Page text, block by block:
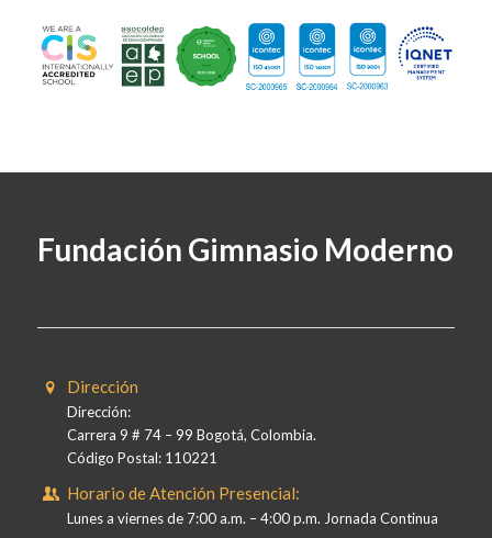
Fundación Gimnasio Moderno
Dirección
Dirección:
Carrera 9 # 74 – 99 Bogotá, Colombia.
Código Postal: 110221
Horario de Atención Presencial:
Lunes a viernes de 7:00 a.m. – 4:00 p.m. Jornada Continua